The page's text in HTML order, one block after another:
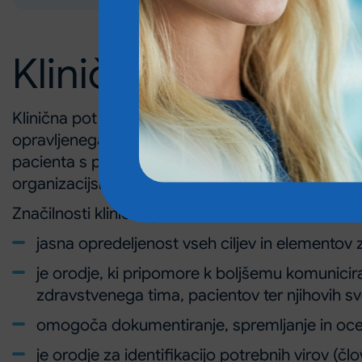
Klinične poti
Klinična pot je orodje, ki zdravstvenemu timu
opravljenega dela ter kazalnikov kakovosti,
pacienta s predvidenim potekom njegove
organizacijske spremembe in spremembe
Značilnosti klinične poti so:
jasna opredeljenost vseh ciljev in
je orodje, ki pripomore k boljšemu
zdravstvenega tima, pacientov ter njihovih
omogoča dokumentiranje, spremljanje in
je orodje za identifikacijo potrebnih virov